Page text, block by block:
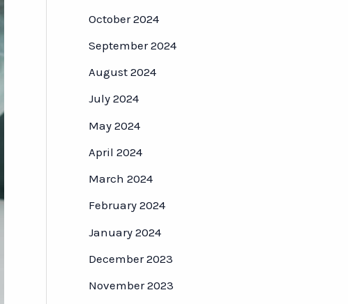
October 2024
September 2024
August 2024
July 2024
May 2024
April 2024
March 2024
February 2024
January 2024
December 2023
November 2023